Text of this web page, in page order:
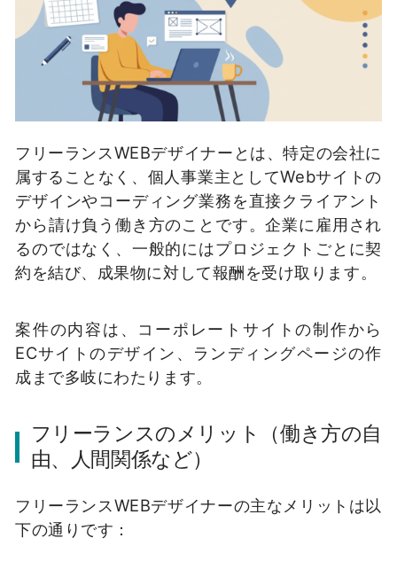
フリーランスWEBデザイナーとは、特定の会社に
属することなく、個人事業主としてWebサイトの
デザインやコーディング業務を直接クライアント
から請け負う働き方のことです。企業に雇用され
るのではなく、一般的にはプロジェクトごとに契
約を結び、成果物に対して報酬を受け取ります。
案件の内容は、コーポレートサイトの制作から
ECサイトのデザイン、ランディングページの作
成まで多岐にわたります。
フリーランスのメリット（働き方の自
由、人間関係など）
フリーランスWEBデザイナーの主なメリットは以
下の通りです：